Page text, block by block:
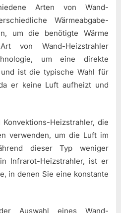
Arten von Wand-
Wärmeabgabe-
um die benötigte Wärme
von Wand-Heizstrahler
um eine direkte
ist die typische Wahl für
er keine Luft aufheizt und
Heizstrahler, die
verwenden, um die Luft im
dieser Typ weniger
Infrarot-Heizstrahler, ist er
in denen Sie eine konstante
Auswahl eines Wand-